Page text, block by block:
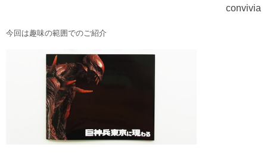
convivia
今回は趣味の範囲でのご紹介